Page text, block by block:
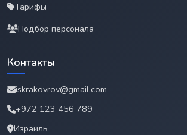
Тарифы
Подбор персонала
Контакты
iskrakovrov@gmail.com
+972 123 456 789
Израиль